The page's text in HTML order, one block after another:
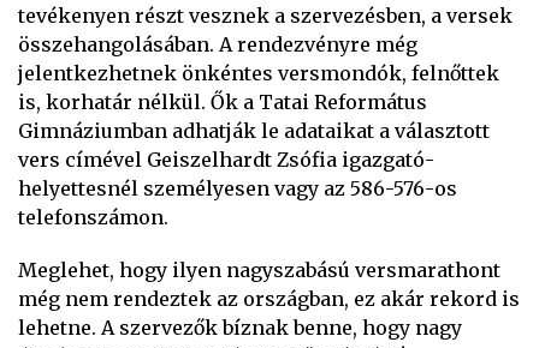
tevékenyen részt vesznek a szervezésben, a versek
összehangolásában. A rendezvényre még
jelentkezhetnek önkéntes versmondók, felnőttek
is, korhatár nélkül. Ők a Tatai Református
Gimnáziumban adhatják le adataikat a választott
vers címével Geiszelhardt Zsófia igazgató-
helyettesnél személyesen vagy az 586-576-os
telefonszámon.
Meglehet, hogy ilyen nagyszabású versmarathont
még nem rendeztek az országban, ez akár rekord is
lehetne. A szervezők bíznak benne, hogy nagy